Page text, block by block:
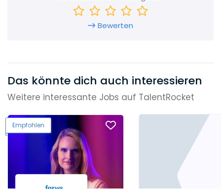
Bewerten
Das könnte dich auch interessieren
Weitere interessante Jobs auf TalentRocket
Empfohlen